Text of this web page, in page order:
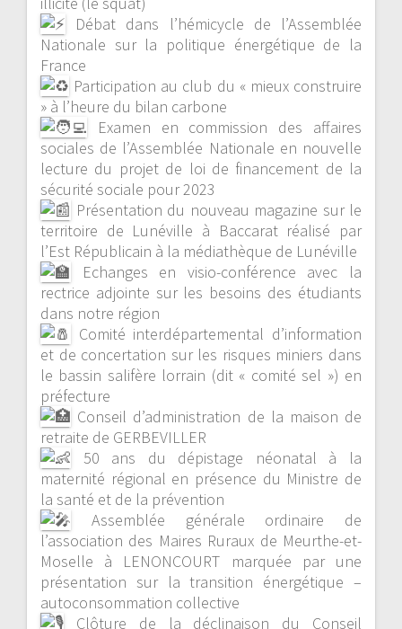
Débat dans l’hémicycle de l’Assemblée
Nationale sur la politique énergétique de la
France
Participation au club du « mieux construire
» à l’heure du bilan carbone
Examen en commission des affaires
sociales de l’Assemblée Nationale en nouvelle
lecture du projet de loi de financement de la
sécurité sociale pour 2023
Présentation du nouveau magazine sur le
territoire de Lunéville à Baccarat réalisé par
l’Est Républicain à la médiathèque de Lunéville
Echanges en visio-conférence avec la
rectrice adjointe sur les besoins des étudiants
dans notre région
Comité interdépartemental d’information
et de concertation sur les risques miniers dans
le bassin salifère lorrain (dit « comité sel ») en
préfecture
Conseil d’administration de la maison de
retraite de GERBEVILLER
50 ans du dépistage néonatal à la
maternité régional en présence du Ministre de
la santé et de la prévention
Assemblée générale ordinaire de
l’association des Maires Ruraux de Meurthe-et-
Moselle à LENONCOURT marquée par une
présentation sur la transition énergétique –
autoconsommation collective
Clôture de la déclinaison du Conseil